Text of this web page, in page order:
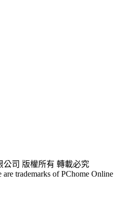
司 版權所有 轉載必究
trademarks of PChome Online